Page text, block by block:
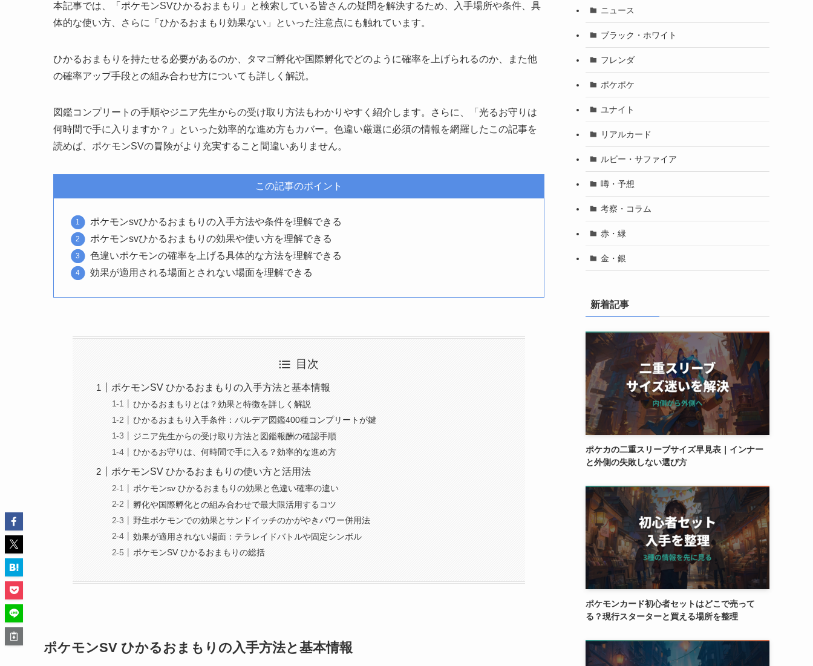
本記事では、「ポケモンSVひかるおまもり」と検索している皆さんの疑問を解決するため、入手場所や条件、具
体的な使い方、さらに「ひかるおまもり効果ない」といった注意点にも触れています。
ひかるおまもりを持たせる必要があるのか、タマゴ孵化や国際孵化でどのように確率を上げられるのか、また他
の確率アップ手段との組み合わせ方についても詳しく解説。
図鑑コンプリートの手順やジニア先生からの受け取り方法もわかりやすく紹介します。さらに、「光るお守りは
何時間で手に入りますか？」といった効率的な進め方もカバー。色違い厳選に必須の情報を網羅したこの記事を
読めば、ポケモンSVの冒険がより充実すること間違いありません。
この記事のポイント
ポケモンsvひかるおまもりの入手方法や条件を理解できる
ポケモンsvひかるおまもりの効果や使い方を理解できる
色違いポケモンの確率を上げる具体的な方法を理解できる
効果が適用される場面とされない場面を理解できる
目次
ポケモンSV ひかるおまもりの入手方法と基本情報
ひかるおまもりとは？効果と特徴を詳しく解説
ひかるおまもり入手条件：パルデア図鑑400種コンプリートが鍵
ジニア先生からの受け取り方法と図鑑報酬の確認手順
ひかるお守りは、何時間で手に入る？効率的な進め方
ポケモンSV ひかるおまもりの使い方と活用法
ポケモンsv ひかるおまもりの効果と色違い確率の違い
孵化や国際孵化との組み合わせで最大限活用するコツ
野生ポケモンでの効果とサンドイッチのかがやきパワー併用法
効果が適用されない場面：テラレイドバトルや固定シンボル
ポケモンSV ひかるおまもりの総括
ポケモンSV ひかるおまもりの入手方法と基本情報
ニュース
ブラック・ホワイト
フレンダ
ポケポケ
ユナイト
リアルカード
ルビー・サファイア
噂・予想
考察・コラム
赤・緑
金・銀
新着記事
ポケカの二重スリーブサイズ早見表｜インナー
と外側の失敗しない選び方
ポケモンカード初心者セットはどこで売って
る？現行スターターと買える場所を整理